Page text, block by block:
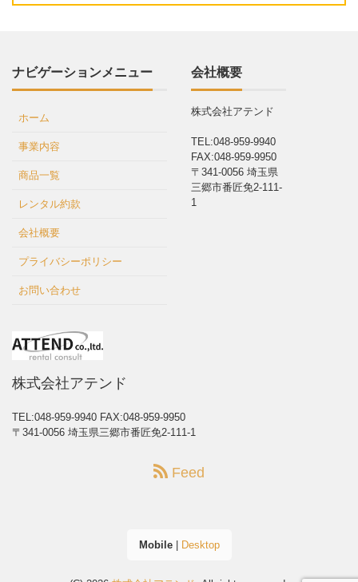
ナビゲーションメニュー
ホーム
事業内容
商品一覧
レンタル約款
会社概要
プライバシーポリシー
お問い合わせ
会社概要
株式会社アテンド
TEL:048-959-9940
FAX:048-959-9950
〒341-0056 埼玉県
三郷市番匠免2-111-
1
株式会社アテンド
TEL:048-959-9940 FAX:048-959-9950
〒341-0056 埼玉県三郷市番匠免2-111-1
Feed
Mobile| Desktop